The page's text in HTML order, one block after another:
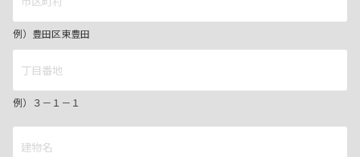
例）豊田区東豊田
例）３－１－１